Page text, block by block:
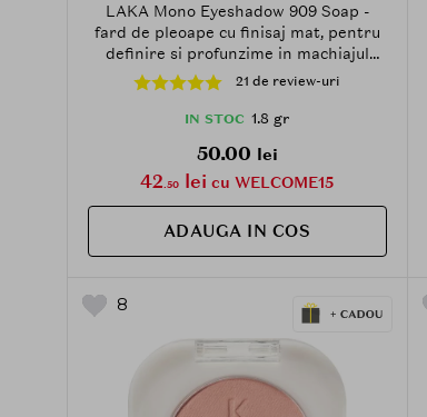
LAKA Mono Eyeshadow 909 Soap -
fard de pleoape cu finisaj mat, pentru
definire si profunzime in machiajul
ochilor - 1.8 g21 de review-uri
IN STOC 1.8 gr
50.00 lei
42.50 lei cu WELCOME15
ADAUGA IN COS
8